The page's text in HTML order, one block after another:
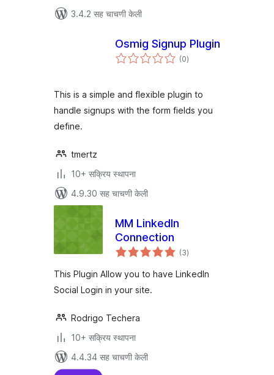
3.4.2 सह चाचणी केली
Osmig Signup Plugin
(0एकूण
मूल्यांकन
)
This is a simple and flexible plugin to
handle signups with the form fields you
define.
tmertz
10+ सक्रिय स्थापना
4.9.30 सह चाचणी केली
MM LinkedIn
Connection
(3एकूण
मूल्यांकन
)
This Plugin Allow you to have LinkedIn
Social Login in your site.
Rodrigo Techera
10+ सक्रिय स्थापना
4.4.34 सह चाचणी केली